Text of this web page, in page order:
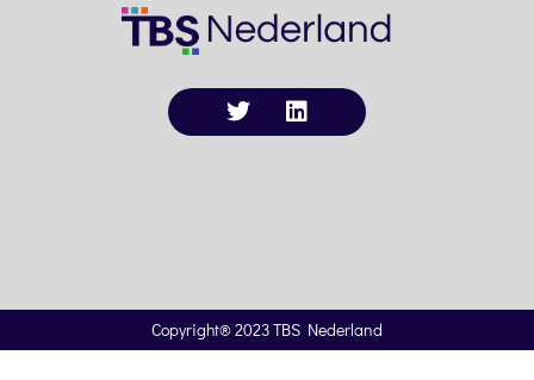
Copyright® 2023 TBS Nederland